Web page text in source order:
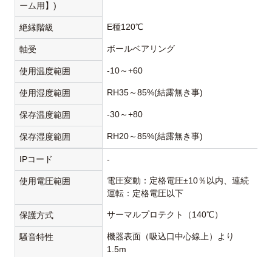
ーム用】)
絶縁階級 E種120℃
軸受 ボールベアリング
使用温度範囲 -10～+60
使用湿度範囲 RH35～85%(結露無き事)
保存温度範囲 -30～+80
保存湿度範囲 RH20～85%(結露無き事)
IPコード -
使用電圧範囲
電圧変動：定格電圧±10％以内、連続
運転：定格電圧以下
保護方式 サーマルプロテクト（140℃）
騒音特性
機器表面（吸込口中心線上）より
1.5m